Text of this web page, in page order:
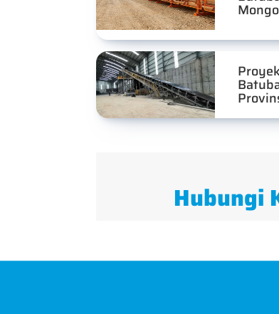
Hubungi